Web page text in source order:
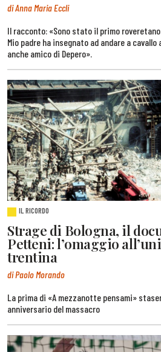
di Anna Maria Eccli
Il racconto: «Sono stato il primo roveretano
Mio padre ha insegnato ad andare a
anche amico di Depero».
IL RICORDO
Strage di Bologna, il
Petteni: l’omaggio
trentina
di Paolo Morando
La prima di «A mezzanotte pensami»
anniversario del massacro